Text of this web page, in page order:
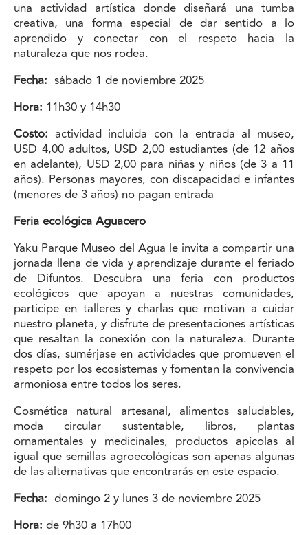
una actividad artística donde diseñará una tumba
creativa, una forma especial de dar sentido a lo
aprendido y conectar con el respeto hacia la
naturaleza que nos rodea.
Fecha: sábado 1 de noviembre 2025
Hora: 11h30 y 14h30
Costo: actividad incluida con la entrada al museo,
USD 4,00 adultos, USD 2,00 estudiantes (de 12 años
en adelante), USD 2,00 para niñas y niños (de 3 a 11
años). Personas mayores, con discapacidad e infantes
(menores de 3 años) no pagan entrada
Feria ecológica Aguacero
Yaku Parque Museo del Agua le invita a compartir una
jornada llena de vida y aprendizaje durante el feriado
de Difuntos. Descubra una feria con productos
ecológicos que apoyan a nuestras comunidades,
participe en talleres y charlas que motivan a cuidar
nuestro planeta, y disfrute de presentaciones artísticas
que resaltan la conexión con la naturaleza. Durante
dos días, sumérjase en actividades que promueven el
respeto por los ecosistemas y fomentan la convivencia
armoniosa entre todos los seres.
Cosmética natural artesanal, alimentos saludables,
moda circular sustentable, libros, plantas
ornamentales y medicinales, productos apícolas al
igual que semillas agroecológicas son apenas algunas
de las alternativas que encontrarás en este espacio.
Fecha: domingo 2 y lunes 3 de noviembre 2025
Hora: de 9h30 a 17h00